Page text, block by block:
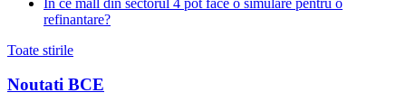
refinantare?
Toate stirile
Noutati BCE